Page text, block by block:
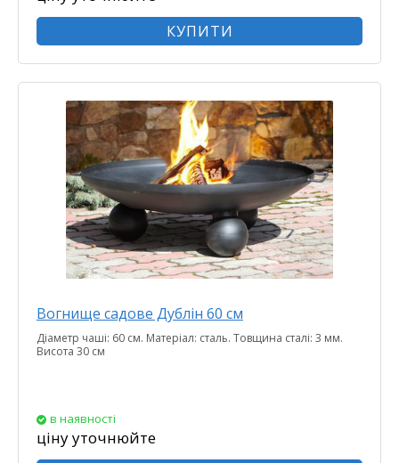
КУПИТИ
Вогнище садове Дублін 60 см
Діаметр чаші: 60 см. Матеріал: сталь. Товщина сталі: 3 мм.
Висота 30 см
в наявності
ціну уточнюйте